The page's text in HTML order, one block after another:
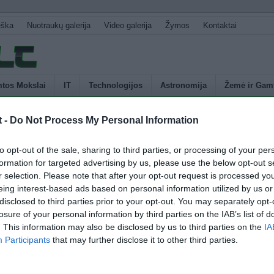
- Do Not Process My Personal Information
opt-out of the sale, sharing to third parties, or processing of your
for targeted advertising by us, please use the below opt-out
selection. Please note that after your opt-out request is processed
interest-based ads based on personal information utilized by us
to third parties prior to your opt-out. You may separately
of your personal information by third parties on the IAB’s list of
This information may also be disclosed by us to third parties on the
Participants that may further disclose it to other third parties.
Nuotraukų galerija Video galerija Žymos Kontaktai
Mokslai IT Technologijos Astronomija Žemė ir
21b
– skirta tyrinėti dalį Paukščių tako galaktikos tam, kad atrasti žemės
arba pačioje „gyvenamojoje zonoje“ (planetinė sistema kur gali
vanduo) ir nustatyti kiek milijardų mūsų galaktikos žvaigždžių gali turėti
į šį nuolat augantį sąrašą galime įrašyti naują planetą. Tyrėjų
Steve Howell, nustatė, […]